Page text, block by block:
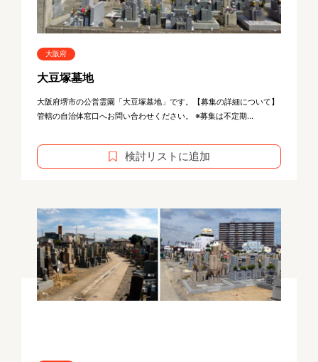
大阪府
大豆塚墓地
大阪府堺市の公営霊園「大豆塚墓地」です。【募集の詳細について】
管轄の自治体窓口へお問い合わせください。 ※募集は不定期...
検討リストに追加